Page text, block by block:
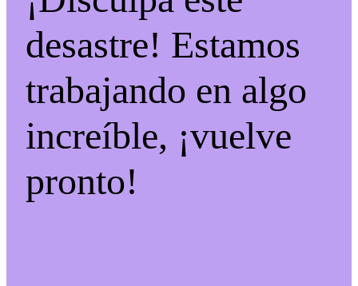
desastre! Estamos
trabajando en algo
increíble, ¡vuelve
pronto!